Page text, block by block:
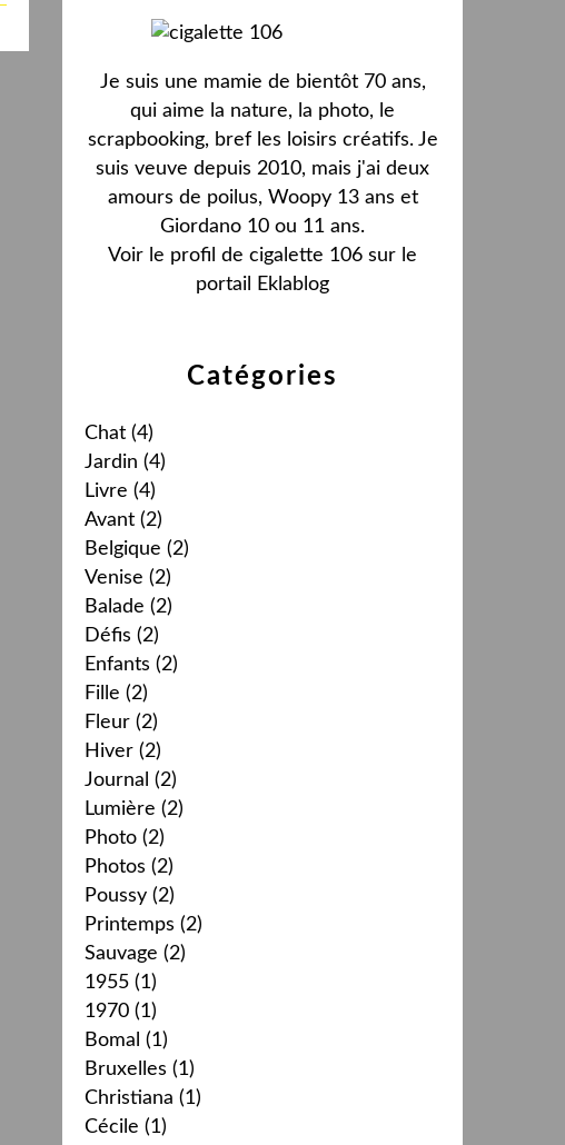
Catégories
Chat (4)
Jardin (4)
Livre (4)
Avant (2)
Belgique (2)
Venise (2)
Balade (2)
Défis (2)
Enfants (2)
Fille (2)
Fleur (2)
Hiver (2)
Journal (2)
Lumière (2)
Photo (2)
Photos (2)
Poussy (2)
Printemps (2)
Sauvage (2)
1955 (1)
1970 (1)
Bomal (1)
Bruxelles (1)
Christiana (1)
Cécile (1)
Je suis une mamie de bientôt 70 ans,
qui aime la nature, la photo, le
scrapbooking, bref les loisirs créatifs. Je
suis veuve depuis 2010, mais j'ai deux
amours de poilus, Woopy 13 ans et
Giordano 10 ou 11 ans.
Voir le profil de cigalette 106 sur le
portail Eklablog